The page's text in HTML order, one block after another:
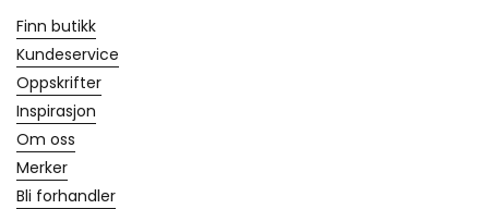
Finn butikk
Kundeservice
Oppskrifter
Inspirasjon
Om oss
Merker
Bli forhandler